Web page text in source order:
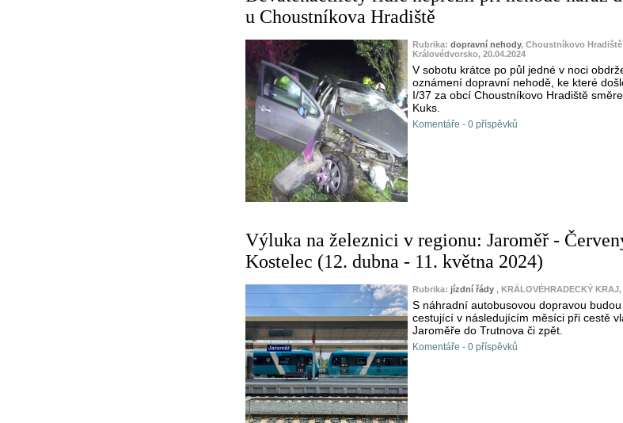
u Choustníkova Hradiště
Rubrika: dopravní nehody, Choustníkovo Hradiště
Královédvorsko, 20.04.2024
V sobotu krátce po půl jedné v noci
oznámení dopravní nehodě, ke které
I/37 za obcí Choustníkovo Hradiště
Kuks.
Komentáře - 0 příspěvků
Výluka na železnici v regionu: Jaroměř -
Kostelec (12. dubna - 11. května 2024)
Rubrika: jízdní řády , KRÁLOVÉHRADECKÝ KRAJ,
S náhradní autobusovou dopravou
cestující v následujícím měsíci při cestě
Jaroměře do Trutnova či zpět.
Komentáře - 0 příspěvků